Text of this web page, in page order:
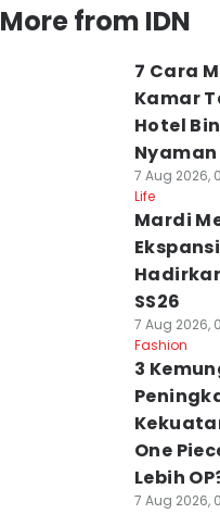
More from IDN
7 Cara
Kamar
Hotel
7 Aug 2026,
Life
Mardi
SS26
7 Aug 2026,
Fashion
3
One
Lebih
7 Aug 2026,